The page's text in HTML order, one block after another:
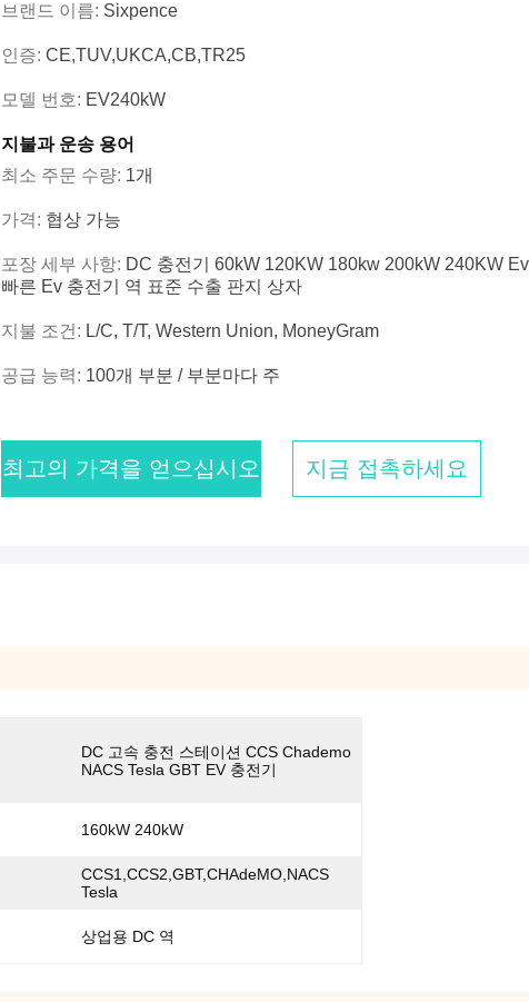
브랜드 이름: Sixpence
인증: CE,TUV,UKCA,CB,TR25
모델 번호: EV240kW
지불과 운송 용어
최소 주문 수량: 1개
가격: 협상 가능
포장 세부 사항: DC 충전기 60kW 120KW 180kw 200kW 240KW
빠른 Ev 충전기 역 표준 수출 판지 상자
지불 조건: L/C, T/T, Western Union, MoneyGram
공급 능력: 100개 부분 / 부분마다 주
최고의 가격을 얻으십시오 지금 접촉하세요
DC 고속 충전 스테이션 CCS Chademo
NACS Tesla GBT EV 충전기
160kW 240kW
CCS1,CCS2,GBT,CHAdeMO,NACS
Tesla
상업용 DC 역